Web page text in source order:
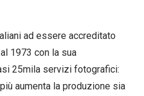
ad essere accreditato
1973 con la sua
25mila servizi fotografici:
aumenta la produzione sia